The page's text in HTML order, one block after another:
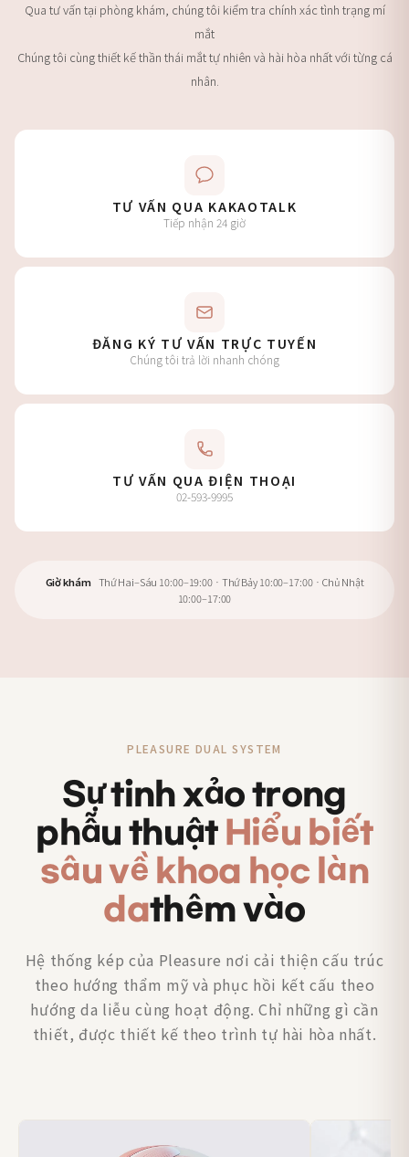
Qua tư vấn tại phòng khám, chúng tôi kiểm tra chính xác tình trạng mí
mắt
Chúng tôi cùng thiết kế thần thái mắt tự nhiên và hài hòa nhất với từng cá
nhân.
TƯ VẤN QUA KAKAOTALK
Tiếp nhận 24 giờ
ĐĂNG KÝ TƯ VẤN TRỰC TUYẾN
Chúng tôi trả lời nhanh chóng
TƯ VẤN QUA ĐIỆN THOẠI
02-593-9995
Giờ khám Thứ Hai–Sáu 10:00–19:00 · Thứ Bảy 10:00–17:00 · Chủ Nhật
10:00–17:00
PLEASURE DUAL SYSTEM
Sự tinh xảo trong
phẫu thuật Hiểu biết
sâu về khoa học làn
dathêm vào
Hệ thống kép của Pleasure nơi cải thiện cấu trúc
theo hướng thẩm mỹ và phục hồi kết cấu theo
hướng da liễu cùng hoạt động. Chỉ những gì cần
thiết, được thiết kế theo trình tự hài hòa nhất.